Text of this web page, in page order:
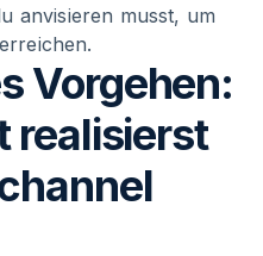
anvisieren musst, um
Vorgehen:
realisierst